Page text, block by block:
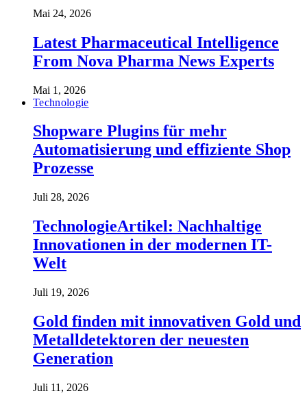
Mai 24, 2026
Latest Pharmaceutical Intelligence
From Nova Pharma News Experts
Mai 1, 2026
Technologie
Shopware Plugins für mehr
Automatisierung und effiziente Shop
Prozesse
Juli 28, 2026
TechnologieArtikel: Nachhaltige
Innovationen in der modernen IT-
Welt
Juli 19, 2026
Gold finden mit innovativen Gold und
Metalldetektoren der neuesten
Generation
Juli 11, 2026